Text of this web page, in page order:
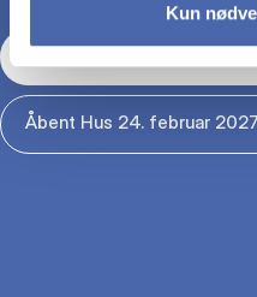
Kun
Åbent Hus 29. januar 2027
Åbent Hus 24. februar 2027